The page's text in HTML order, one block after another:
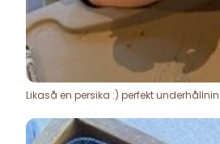
Likaså en persika :) perfekt